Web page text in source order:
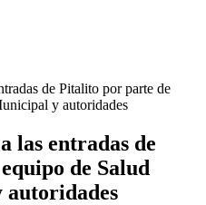
de Pitalito por parte de
y autoridades
las entradas de
de Salud